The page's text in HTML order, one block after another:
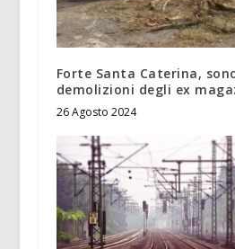
Forte Santa Caterina,
demolizioni degli ex
26 Agosto 2024